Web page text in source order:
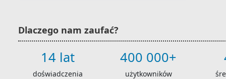
Dlaczego nam zaufać?
14 lat
doświadczenia
400 000+
użytkowników